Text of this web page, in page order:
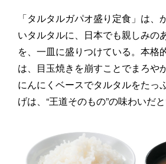
「タルタルガパオ盛り定食」は、
いタルタルに、日本でも親しみの
を、一皿に盛りつけている。本格
は、目玉焼きを崩すことでまろや
にんにくベースでタルタルをたっ
げは、“王道そのもの”の味わいだと